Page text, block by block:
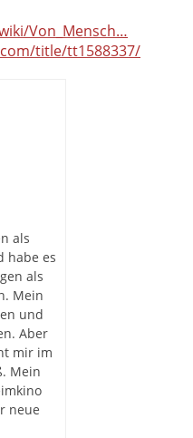
Von_Mensch…
title/tt1588337/
als
habe es
als
Mein
und
Aber
mir im
Mein
neue